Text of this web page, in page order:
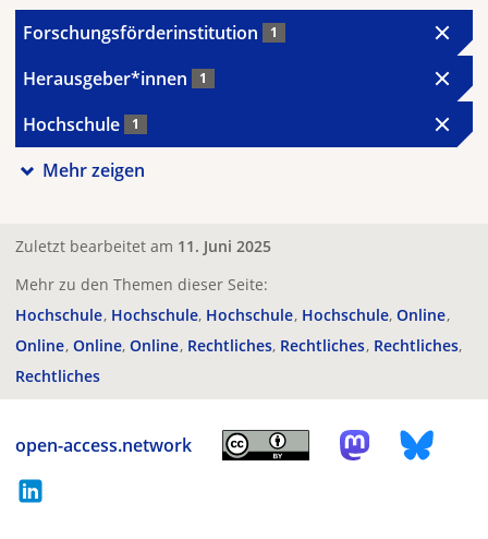
Forschungsförderinstitution 1
Herausgeber*innen 1
Hochschule 1
Mehr zeigen
Zuletzt bearbeitet am 11. Juni 2025
Mehr zu den Themen dieser Seite:
Hochschule Hochschule Hochschule Hochschule Online
Online Online Online Rechtliches Rechtliches Rechtliches
Rechtliches
open-access.network